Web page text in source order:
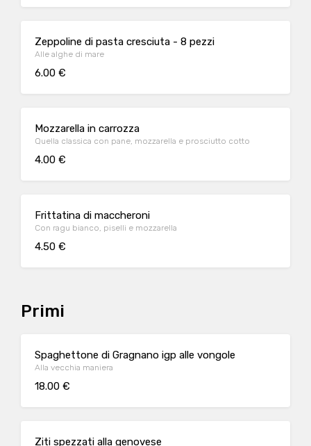
Zeppoline di pasta cresciuta - 8 pezzi
Alle alghe di mare
6.00 €
Mozzarella in carrozza
Quella classica con pane, mozzarella e prosciutto cotto
4.00 €
Frittatina di maccheroni
Con ragu bianco, piselli e mozzarella
4.50 €
Primi
Spaghettone di Gragnano igp alle vongole
Alla vecchia maniera
18.00 €
Ziti spezzati alla genovese